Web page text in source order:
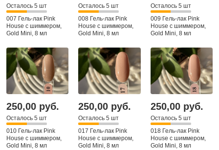
Осталось 5 шт
007 Гель-лак Pink
House с шиммером,
Gold Mini, 8 мл
Осталось 5 шт
008 Гель-лак Pink
House с шиммером,
Gold Mini, 8 мл
Осталось 5 шт
009 Гель-лак Pink
House с шиммером,
Gold Mini, 8 мл
250,00 руб.
Осталось 5 шт
010 Гель-лак Pink
House с шиммером,
Gold Mini, 8 мл
250,00 руб.
Осталось 5 шт
017 Гель-лак Pink
House с шиммером,
Gold Mini, 8 мл
250,00 руб.
Осталось 5 шт
018 Гель-лак Pink
House с шиммером,
Gold Mini, 8 мл